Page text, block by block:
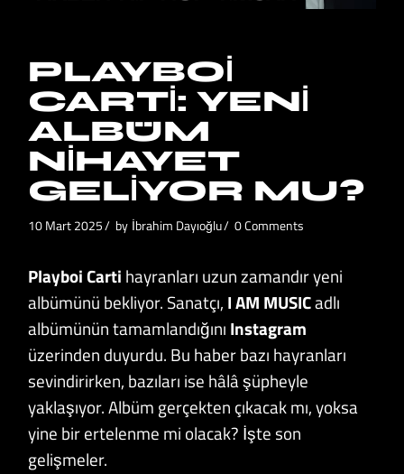
PLAYBOI
CARTI: YENI
ALBÜM
NIHAYET
GELIYOR MU?
10 Mart 2025 by İbrahim Dayıoğlu 0 Comments
Playboi Carti hayranları uzun zamandır yeni
albümünü bekliyor. Sanatçı, I AM MUSICadlı
albümünün tamamlandığını Instagram
üzerinden duyurdu. Bu haber bazı hayranları
sevindirirken, bazıları ise hâlâ şüpheyle
yaklaşıyor. Albüm gerçekten çıkacak mı, yoksa
yine bir ertelenme mi olacak? İşte son
gelişmeler.